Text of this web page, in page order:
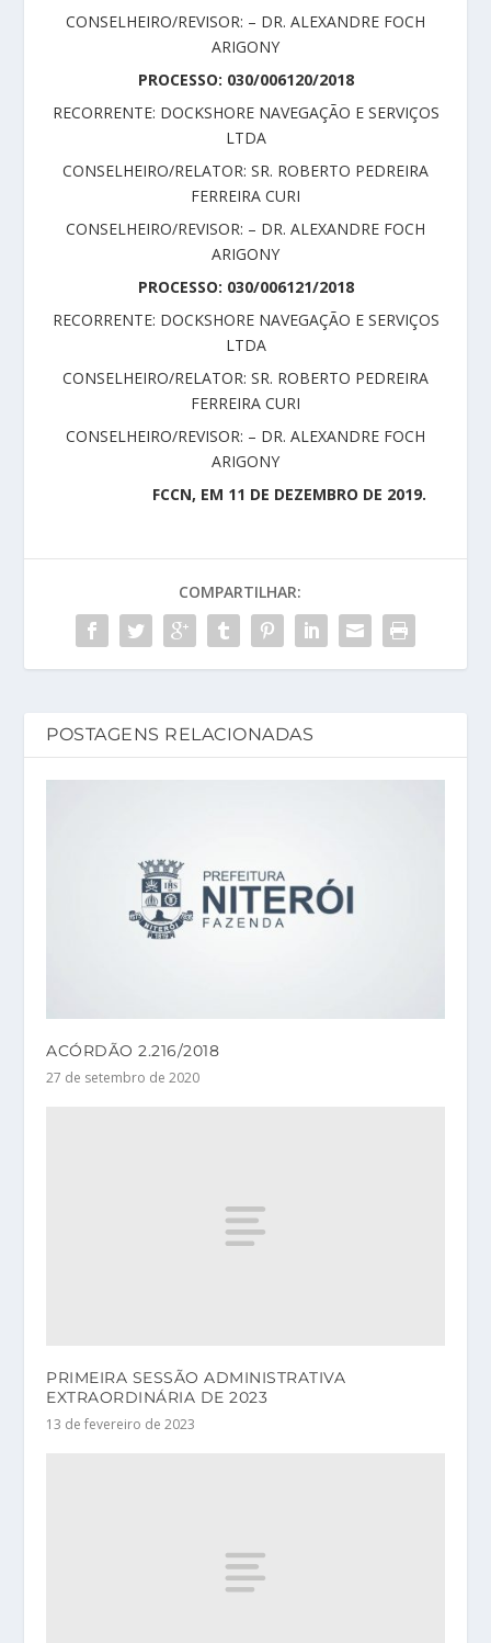
CONSELHEIRO/REVISOR: – DR. ALEXANDRE FOCH
ARIGONY
PROCESSO: 030/006120/2018
RECORRENTE: DOCKSHORE NAVEGAÇÃO E SERVIÇOS
LTDA
CONSELHEIRO/RELATOR: SR. ROBERTO PEDREIRA
FERREIRA CURI
CONSELHEIRO/REVISOR: – DR. ALEXANDRE FOCH
ARIGONY
PROCESSO: 030/006121/2018
RECORRENTE: DOCKSHORE NAVEGAÇÃO E SERVIÇOS
LTDA
CONSELHEIRO/RELATOR: SR. ROBERTO PEDREIRA
FERREIRA CURI
CONSELHEIRO/REVISOR: – DR. ALEXANDRE FOCH
ARIGONY
FCCN, EM 11 DE DEZEMBRO DE 2019.
COMPARTILHAR:
POSTAGENS RELACIONADAS
ACÓRDÃO 2.216/2018
27 de setembro de 2020
PRIMEIRA SESSÃO ADMINISTRATIVA
EXTRAORDINÁRIA DE 2023
13 de fevereiro de 2023